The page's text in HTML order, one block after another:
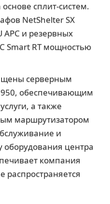
сплит-систем.
NetShelter SX
APC и резервных
Smart RT мощностью
серверным
обеспечивающим
а также
маршрутизатором
и
оборудования центра
компания
распространяется